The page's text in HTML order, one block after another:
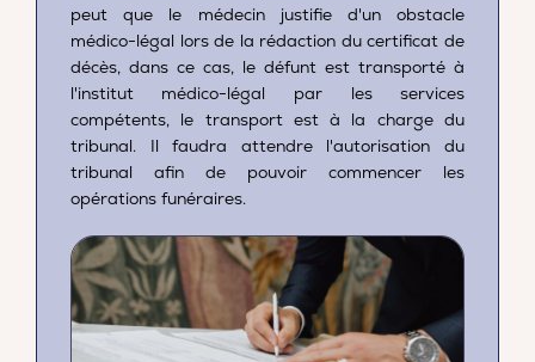
peut que le médecin justifie d'un obstacle
médico-légal lors de la rédaction du certificat de
décès, dans ce cas, le défunt est transporté à
l'institut médico-légal par les services
compétents, le transport est à la charge du
tribunal. Il faudra attendre l'autorisation du
tribunal afin de pouvoir commencer les
opérations funéraires.